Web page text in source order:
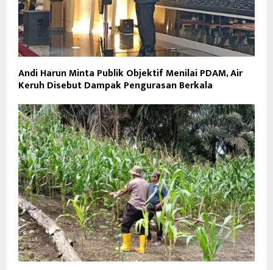
Andi Harun Minta Publik Objektif Menilai PDAM, Air
Keruh Disebut Dampak Pengurasan Berkala